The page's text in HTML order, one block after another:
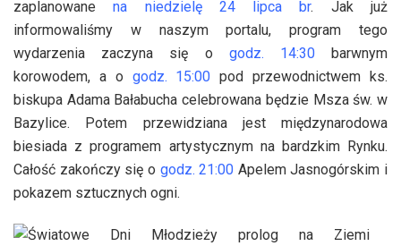
zaplanowanena niedzielę 24 lipca br. Jak już
informowaliśmy w naszym portalu, program tego
wydarzenia zaczyna się o godz. 14:30barwnym
korowodem, a o godz. 15:00 pod przewodnictwem ks.
biskupa Adama Bałabucha celebrowana będzie Msza św. w
Bazylice. Potem przewidziana jest międzynarodowa
biesiada z programem artystycznym na bardzkim Rynku.
Całość zakończy się o godz. 21:00 Apelem Jasnogórskim i
pokazem sztucznych ogni.